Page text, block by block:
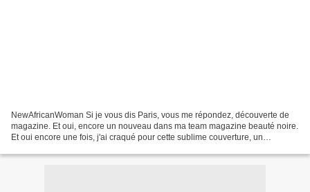
NewAfricanWoman Si je vous dis Paris, vous me répondez, découverte de
magazine. Et oui, encore un nouveau dans ma team magazine beauté noire.
Et oui encore une fois, j'ai craqué pour cette sublime couverture, un